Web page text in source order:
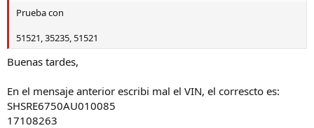
Prueba con
51521, 35235, 51521
Buenas tardes,
En el mensaje anterior escribi mal el VIN, el correscto es:
SHSRE6750AU010085
17108263